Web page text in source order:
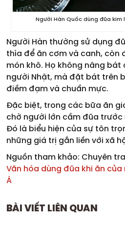
Người Hàn Quốc dùng đũa kim
Người Hàn thường sử dụng
thìa để ăn cơm và canh, còn
món khô. Họ không nâng bát
người Nhật, mà đặt bát trên
điềm đạm và chuẩn mực.
Đặc biệt, trong các bữa ăn
chờ người lớn cầm đũa
Đó là biểu hiện của sự tôn
những giá trị gắn liền với xã
Nguồn tham khảo: Chuyên
Văn hóa dùng đũa khi ăn
Á
BÀI VIẾT LIÊN QUAN